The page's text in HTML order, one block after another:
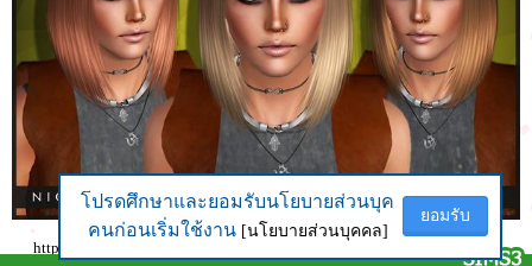
โปรดศึกษาและยอมรับนโยบายส่วนบุค
คนก่อนเริ่มใช้งาน [นโยบายส่วนบุคคล]
ยอมรับ
http://www.thesimsresource.com/downloads/details/category/sims3-hair-
โปรดศึกษาและยอมรับนโยบายส่วนบุค
คนก่อนเริ่มใช้งาน [นโยบายส่วนบุคคล]
ยอมรับ